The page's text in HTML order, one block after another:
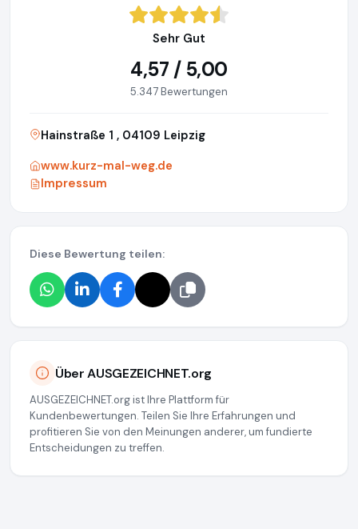
Sehr Gut
4,57 / 5,00
5.347 Bewertungen
Hainstraße 1 , 04109 Leipzig
www.kurz-mal-weg.de
Impressum
Diese Bewertung teilen:
Über AUSGEZEICHNET.org
AUSGEZEICHNET.org ist Ihre Plattform für
Kundenbewertungen. Teilen Sie Ihre Erfahrungen und
profitieren Sie von den Meinungen anderer, um fundierte
Entscheidungen zu treffen.